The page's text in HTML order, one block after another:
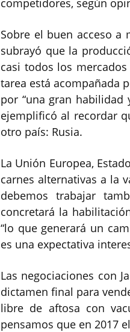
competidores, según
Sobre el buen acceso a
subrayó que la
casi todos los
tarea está acompañada
por “una gran habilidad
ejemplificó al recordar
otro país: Rusia.
La Unión Europea,
carnes alternativas a la
debemos trabajar
concretará la
“lo que generará un
es una expectativa
Las negociaciones con
dictamen final para
libre de aftosa con
pensamos que en 2017